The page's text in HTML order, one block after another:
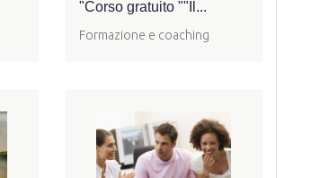
"Corso gratuito ""Il...
Formazione e coaching